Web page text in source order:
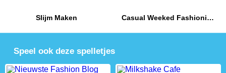
Slijm Maken Casual Weeked Fashionistas
Speel ook deze spelletjes